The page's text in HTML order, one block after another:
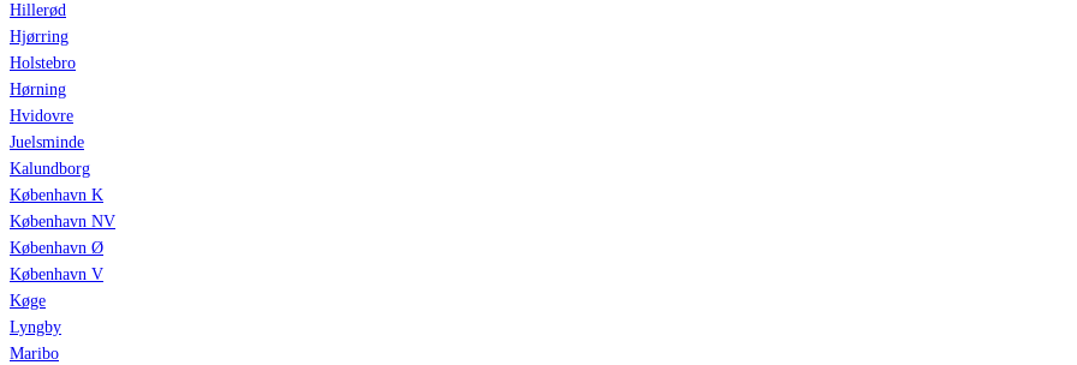
Hillerød
Hjørring
Holstebro
Hørning
Hvidovre
Juelsminde
Kalundborg
København K
København NV
København Ø
København V
Køge
Lyngby
Maribo